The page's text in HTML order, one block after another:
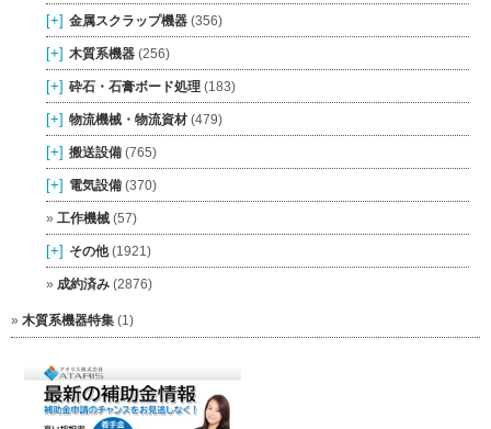
[+] 金属スクラップ機器 (356)
[+] 木質系機器 (256)
[+] 砕石・石膏ボード処理 (183)
[+] 物流機械・物流資材 (479)
[+] 搬送設備 (765)
[+] 電気設備 (370)
工作機械 (57)
[+] その他 (1921)
成約済み (2876)
木質系機器特集 (1)